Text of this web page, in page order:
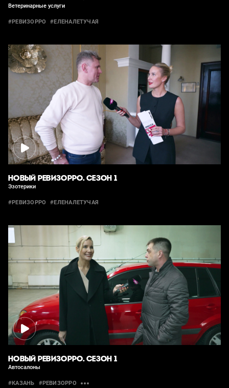
Ветеринарные услуги
#РЕВИЗОРРО #ЕЛЕНАЛЕТУЧАЯ
НОВЫЙ РЕВИЗОРРО. СЕЗОН 1
Эзотерики
#РЕВИЗОРРО #ЕЛЕНАЛЕТУЧАЯ
НОВЫЙ РЕВИЗОРРО. СЕЗОН 1
Автосалоны
#КАЗАНЬ #РЕВИЗОРРО